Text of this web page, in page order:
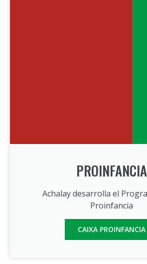
PROINFANCIA
Achalay desarrolla el
Proinfancia
CAIXA PROINFANCIA